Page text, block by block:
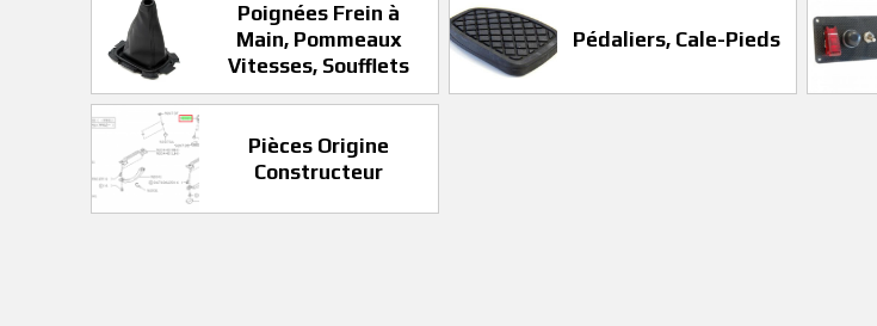
Poignées Frein à
Main, Pommeaux
Vitesses, Soufflets
Pédaliers, Cale-Pieds
Pièces Origine
Constructeur